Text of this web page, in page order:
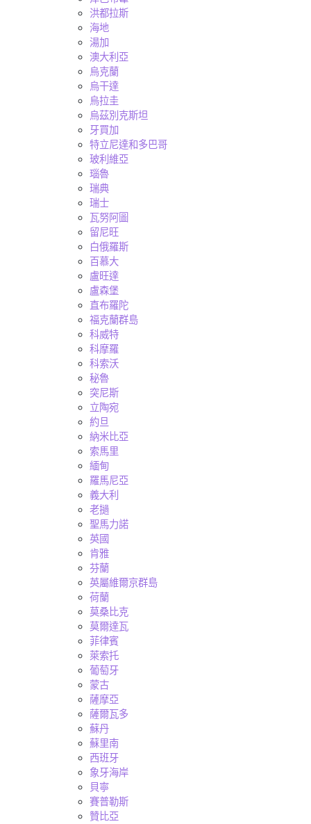
洪都拉斯
海地
湯加
澳大利亞
烏克蘭
烏干達
烏拉圭
烏茲別克斯坦
牙買加
特立尼達和多巴哥
玻利維亞
瑙魯
瑞典
瑞士
瓦努阿圖
留尼旺
白俄羅斯
百慕大
盧旺達
盧森堡
直布羅陀
福克蘭群島
科威特
科摩羅
科索沃
秘魯
突尼斯
立陶宛
約旦
納米比亞
索馬里
緬甸
羅馬尼亞
義大利
老撾
聖馬力諾
英國
肯雅
芬蘭
英屬維爾京群島
荷蘭
莫桑比克
莫爾達瓦
菲律賓
萊索托
葡萄牙
蒙古
薩摩亞
薩爾瓦多
蘇丹
蘇里南
西班牙
象牙海岸
貝寧
賽普勒斯
贊比亞